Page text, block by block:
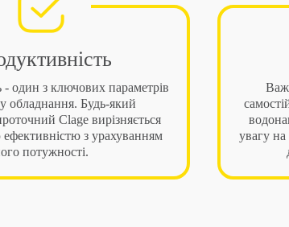
- один з ключових параметрів
обладнання. Будь-який
Clage вирізняється
з урахуванням
потужності.
увагу